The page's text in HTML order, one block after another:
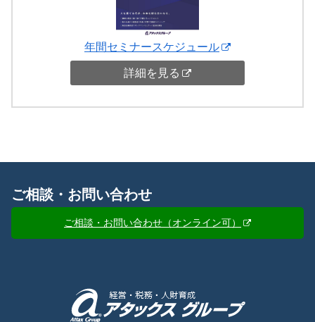
年間セミナースケジュール
詳細を見る
ご相談・お問い合わせ
ご相談・お問い合わせ（オンライン可）